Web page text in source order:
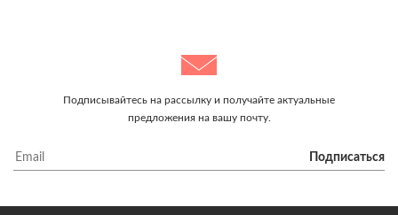
Подписывайтесь на рассылку и получайте актуальные
предложения на вашу почту.
Подписаться